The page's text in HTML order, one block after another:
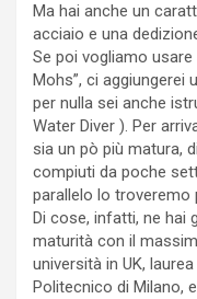
Ma hai anche un
acciaio e una
Se poi vogliamo usare
Mohs”, ci aggiungerei
per nulla sei anche
Water Diver ). Per
sia un pò più matura,
compiuti da poche
parallelo lo troveremo
Di cose, infatti, ne hai
maturità con il
università in UK,
Politecnico di Milano,